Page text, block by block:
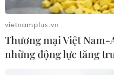
vietnamplus.vn
Thương mại Việt
những động lực tăng